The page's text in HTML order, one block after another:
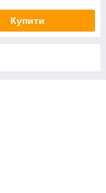
Купити